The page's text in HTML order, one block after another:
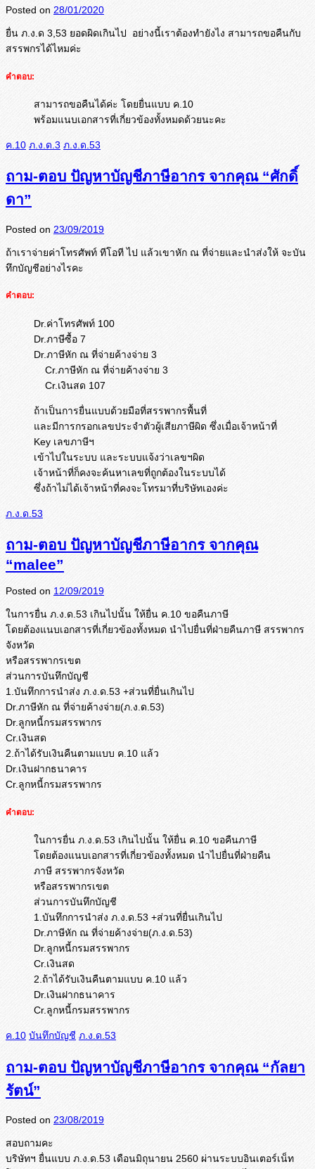
Posted on 28/01/2020
ยื่น ภ.ง.ด 3,53 ยอดผิดเกินไป อย่างนี้เราต้องทำยังไง สามารถขอคืนกับ
สรรพกรได้ไหมค่ะ
คำตอบ:
สามารถขอคืนได้ค่ะ โดยยื่นแบบ ค.10
พร้อมแนบเอกสารที่เกี่ยวข้องทั้งหมดด้วยนะคะ
ค.10 ภ.ง.ด.3 ภ.ง.ด.53
ถาม-ตอบ ปัญหาบัญชีภาษีอากร จากคุณ “ศักดิ์
ดา”
Posted on 23/09/2019
ถ้าเราจ่ายค่าโทรศัพท์ ทีโอที ไป แล้วเขาหัก ณ ที่จ่ายและนำส่งให้ จะบัน
ทึกบัญชีอย่างไรคะ
คำตอบ:
Dr.ค่าโทรศัพท์ 100
Dr.ภาษีซื้อ 7
Dr.ภาษีหัก ณ ที่จ่ายค้างจ่าย 3
Cr.ภาษีหัก ณ ที่จ่ายค้างจ่าย 3
Cr.เงินสด 107
ถ้าเป็นการยื่นแบบด้วยมือที่สรรพากรพื้นที่
และมีการกรอกเลขประจำตัวผู้เสียภาษีผิด ซึ่งเมื่อเจ้าหน้าที่
Key เลขภาษีฯ
เข้าไปในระบบ และระบบแจ้งว่าเลขฯผิด
เจ้าหน้าที่ก็คงจะค้นหาเลขที่ถูกต้องในระบบได้
ซึ่งถ้าไม่ได้เจ้าหน้าที่คงจะโทรมาที่บริษัทเองค่ะ
ภ.ง.ด.53
ถาม-ตอบ ปัญหาบัญชีภาษีอากร จากคุณ
“malee”
Posted on 12/09/2019
ในการยื่น ภ.ง.ด.53 เกินไปนั้น ให้ยื่น ค.10 ขอคืนภาษี
โดยต้องแนบเอกสารที่เกี่ยวข้องทั้งหมด นำไปยื่นที่ฝ่ายคืนภาษี สรรพากร
จังหวัด
หรือสรรพากรเขต
ส่วนการบันทึกบัญชี
1.บันทึกการนำส่ง ภ.ง.ด.53 +ส่วนที่ยื่นเกินไป
Dr.ภาษีหัก ณ ที่จ่ายค้างจ่าย(ภ.ง.ด.53)
Dr.ลูกหนี้กรมสรรพากร
Cr.เงินสด
2.ถ้าได้รับเงินคืนตามแบบ ค.10 แล้ว
Dr.เงินฝากธนาคาร
Cr.ลูกหนี้กรมสรรพากร
คำตอบ:
ในการยื่น ภ.ง.ด.53 เกินไปนั้น ให้ยื่น ค.10 ขอคืนภาษี
โดยต้องแนบเอกสารที่เกี่ยวข้องทั้งหมด นำไปยื่นที่ฝ่ายคืน
ภาษี สรรพากรจังหวัด
หรือสรรพากรเขต
ส่วนการบันทึกบัญชี
1.บันทึกการนำส่ง ภ.ง.ด.53 +ส่วนที่ยื่นเกินไป
Dr.ภาษีหัก ณ ที่จ่ายค้างจ่าย(ภ.ง.ด.53)
Dr.ลูกหนี้กรมสรรพากร
Cr.เงินสด
2.ถ้าได้รับเงินคืนตามแบบ ค.10 แล้ว
Dr.เงินฝากธนาคาร
Cr.ลูกหนี้กรมสรรพากร
ค.10 บันทึกบัญชี ภ.ง.ด.53
ถาม-ตอบ ปัญหาบัญชีภาษีอากร จากคุณ “กัลยา
รัตน์”
Posted on 23/08/2019
สอบถามคะ
บริษัทฯ ยื่นแบบ ภ.ง.ด.53 เดือนมิถุนายน 2560 ผ่านระบบอินเตอร์เน็ท